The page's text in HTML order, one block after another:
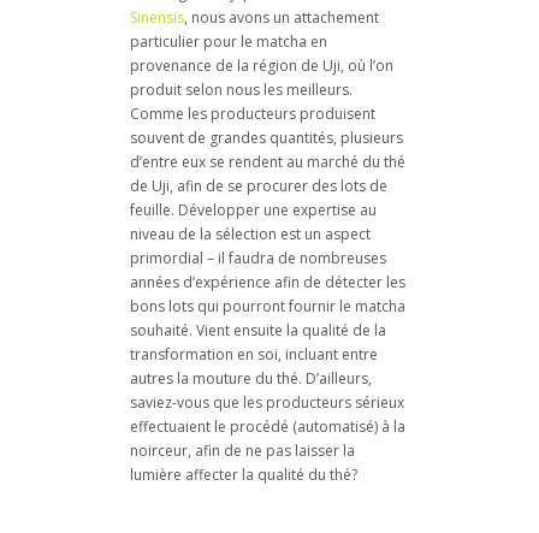
Sinensis, nous avons un attachement
particulier pour le matcha en
provenance de la région de Uji, où l’on
produit selon nous les meilleurs.
Comme les producteurs produisent
souvent de grandes quantités, plusieurs
d’entre eux se rendent au marché du thé
de Uji, afin de se procurer des lots de
feuille. Développer une expertise au
niveau de la sélection est un aspect
primordial – il faudra de nombreuses
années d’expérience afin de détecter les
bons lots qui pourront fournir le matcha
souhaité. Vient ensuite la qualité de la
transformation en soi, incluant entre
autres la mouture du thé. D’ailleurs,
saviez-vous que les producteurs sérieux
effectuaient le procédé (automatisé) à la
noirceur, afin de ne pas laisser la
lumière affecter la qualité du thé?